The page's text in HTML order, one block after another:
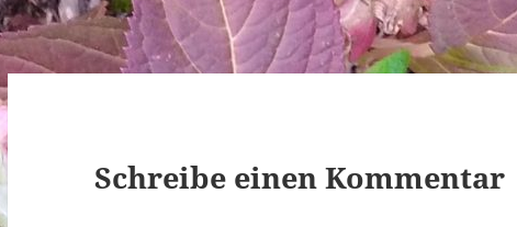
Schreibe einen Kommentar